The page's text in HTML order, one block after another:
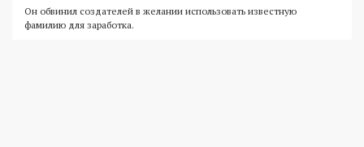
Он обвинил создателей в желании использовать известную
фамилию для заработка.